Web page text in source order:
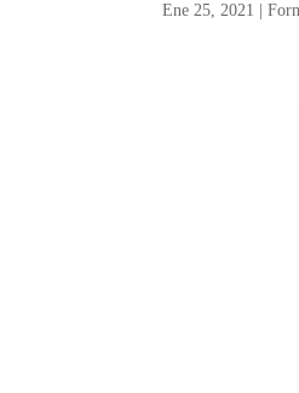
Ene 25, 2021 |